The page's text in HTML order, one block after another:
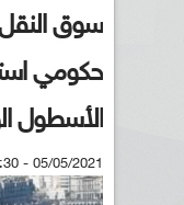
سوق
حكومي
الأسطول
05/05/2021 - 22:30